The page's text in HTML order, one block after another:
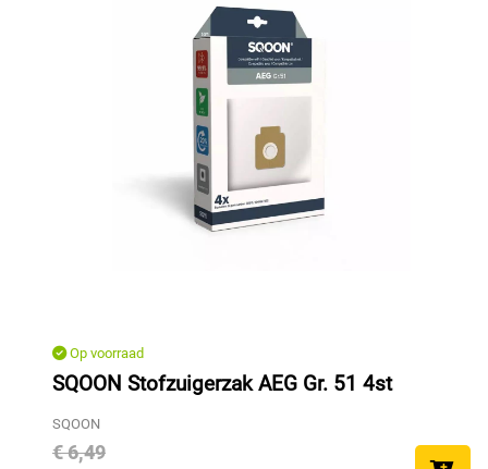
Op voorraad
SQOON Stofzuigerzak AEG Gr. 51 4st
SQOON
€ 6,49